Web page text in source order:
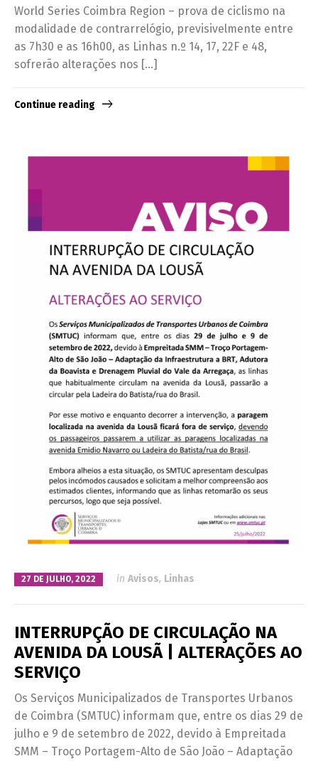
World Series Coimbra Region – prova de ciclismo na
modalidade de contrarrelógio, previsivelmente entre
as 7h30 e as 16h00, as Linhas n.º 14, 17, 22F e 48,
sofrerão alterações nos […]
Continue reading
27 DE JULHO, 2022 in Avisos, Linhas
INTERRUPÇÃO DE CIRCULAÇÃO NA
AVENIDA DA LOUSÃ | ALTERAÇÕES AO
SERVIÇO
Os Serviços Municipalizados de Transportes Urbanos
de Coimbra (SMTUC) informam que, entre os dias 29 de
julho e 9 de setembro de 2022, devido à Empreitada
SMM – Troço Portagem-Alto de São João – Adaptação